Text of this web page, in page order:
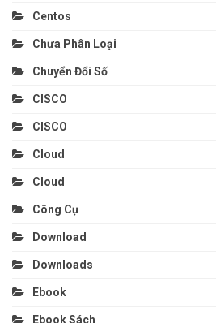
Centos
Chưa Phân Loại
Chuyển Đổi Số
CISCO
CISCO
Cloud
Cloud
Công Cụ
Download
Downloads
Ebook
Ebook Sách